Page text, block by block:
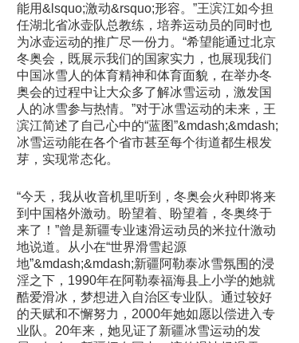
能用&lsquo;激动&rsquo;形容。”王滨江如今担
任湖北省冰壶队总教练，培养运动员的同时也
为冰壶运动的推广尽一份力。“希望能通过北京
冬奥会，既展示我们的国家实力，也展现我们
中国冰雪人的体育精神和体育面貌，在举办冬
奥会的过程中让大众多了解冰雪运动，激发国
人的冰雪参与热情。”对于冰雪运动的未来，王
滨江简述了自己心中的“蓝图”&mdash;&mdash;
冰雪运动能在各个省市甚至每个街道都生根发
芽，实现常态化。
“今天，我从收音机里听到，冬奥会火种即将来
到中国格外激动。盼望着、盼望着，冬奥终于
来了！”曾是新疆专业速滑运动员的米拉什激动
地说道。从小在“世界滑雪起源
地”&mdash;&mdash;新疆阿勒泰冰雪氛围的浸
淫之下，1990年在阿勒泰福海县上小学的她就
酷爱滑冰，梦想进入自治区专业队。通过较好
的天赋和不懈努力，2000年她如愿以偿进入专
业队。20年来，她见证了新疆冰雪运动的发